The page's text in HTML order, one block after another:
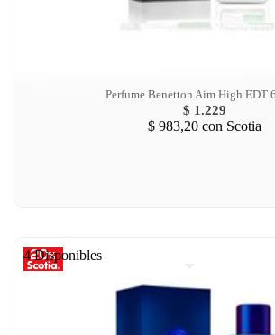
Perfume Benetton Aim High EDT
$ 1.229
$ 983,20 con Scotia
4 Disponibles